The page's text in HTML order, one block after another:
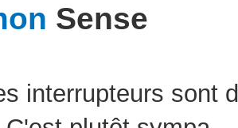
Sense
interrupteurs sont